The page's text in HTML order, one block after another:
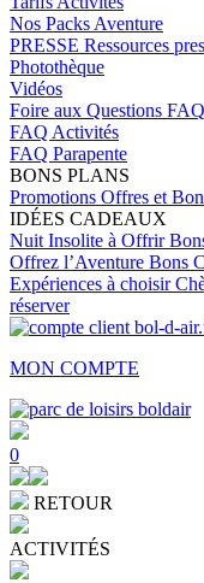
Nos Packs Aventure
PRESSE Ressources
Photothèque
Vidéos
Foire aux Questions
FAQ Activités
FAQ Parapente
BONS PLANS
Promotions Offres et
IDÉES CADEAUX
Nuit Insolite à Offrir
Offrez l’Aventure Bons
Expériences à choisir
réserver
MON COMPTE
0
RETOUR
ACTIVITÉS